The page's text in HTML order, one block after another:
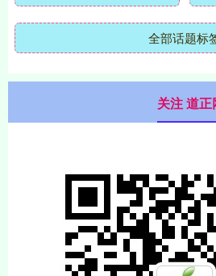
全部话题标
关注 道正